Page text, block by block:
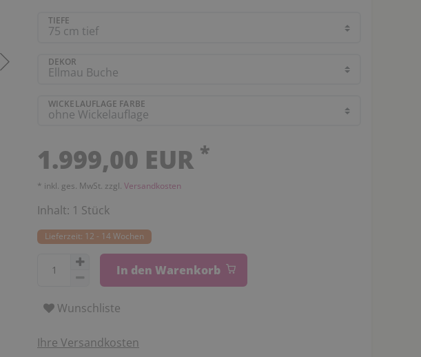
TIEFE
DEKOR
WICKELAUFLAGE FARBE
1.999,00 EUR *
* inkl. ges. MwSt. zzgl. Versandkosten
Inhalt: 1 Stück
Lieferzeit: 12 - 14 Wochen
In den Warenkorb
Wunschliste
Ihre Versandkosten